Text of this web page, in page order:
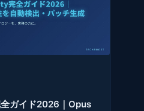
ガイド2026｜Opus